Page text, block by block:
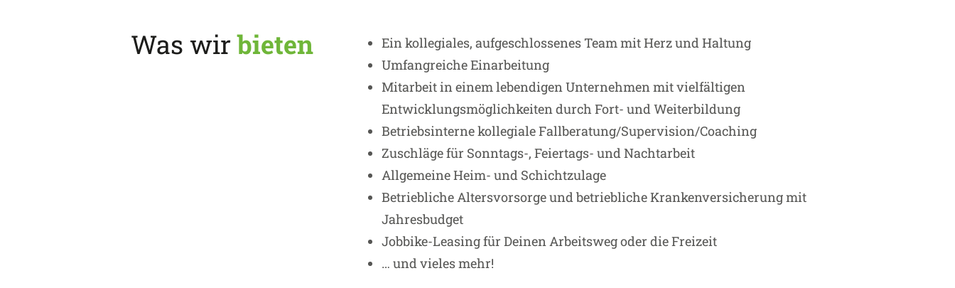
Was wirbieten
Ein kollegiales, aufgeschlossenes Team mit Herz und Haltung
Umfangreiche Einarbeitung
Mitarbeit in einem lebendigen Unternehmen mit vielfältigen
Entwicklungsmöglichkeiten durch Fort- und Weiterbildung
Betriebsinterne kollegiale Fallberatung/Supervision/Coaching
Zuschläge für Sonntags-, Feiertags- und Nachtarbeit
Allgemeine Heim- und Schichtzulage
Betriebliche Altersvorsorge und betriebliche Krankenversicherung mit
Jahresbudget
Jobbike-Leasing für Deinen Arbeitsweg oder die Freizeit
… und vieles mehr!